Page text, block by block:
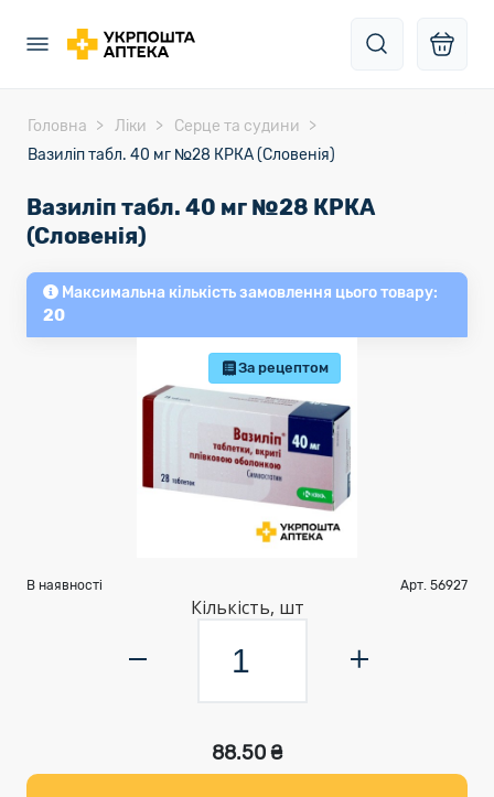
Головна Ліки
Серце та судини
Вазиліп табл. 40 мг №28 КРКА (Словенія)
Вазиліп табл. 40 мг №28 КРКА
(Словенія)
Максимальна кількість замовлення цього товару:
20
За рецептом
В наявності Арт. 56927
Кількість, шт
88.50 ₴